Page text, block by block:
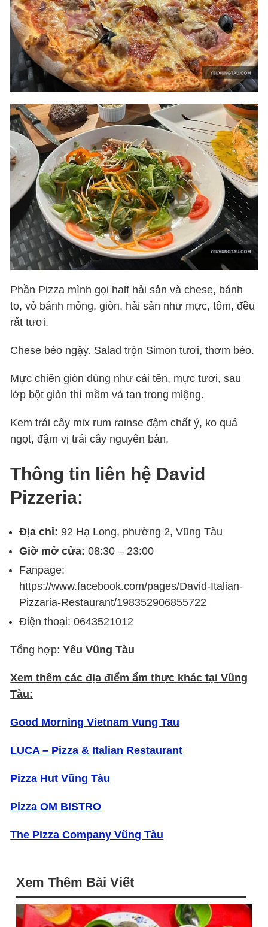
Phần Pizza mình gọi half hải sản và chese, bánh
to, vỏ bánh mỏng, giòn, hải sản như mực, tôm, đều
rất tươi.
Chese béo ngậy. Salad trộn Simon tươi, thơm béo.
Mực chiên giòn đúng như cái tên, mực tươi, sau
lớp bột giòn thì mềm và tan trong miệng.
Kem trái cây mix rum rainse đậm chất ý, ko quá
ngọt, đậm vị trái cây nguyên bản.
Thông tin liên hệ David
Pizzeria:
Địa chỉ:92 Hạ Long, phường 2, Vũng Tàu
Giờ mở cửa: 08:30 – 23:00
Fanpage:
https://www.facebook.com/pages/David-Italian-
Pizzaria-Restaurant/198352906855722
Điện thoại: 0643521012
Tổng hợp:Yêu Vũng Tàu
Xem thêm các địa điểm ẩm thực khác tại Vũng
Tàu:
Good Morning Vietnam Vung Tau
LUCA – Pizza & Italian Restaurant
Pizza Hut Vũng Tàu
Pizza OM BISTRO
The Pizza Company Vũng Tàu
Xem Thêm Bài Viết